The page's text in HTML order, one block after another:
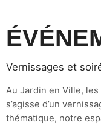
Vernissages et
Au Jardin en Ville,
s’agisse d’un
thématique, notre